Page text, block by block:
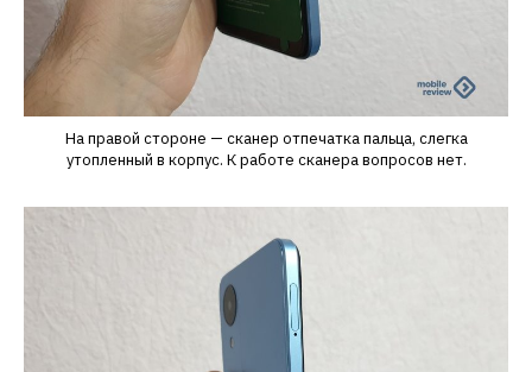
На правой стороне — сканер отпечатка пальца, слегка
утопленный в корпус. К работе сканера вопросов нет.